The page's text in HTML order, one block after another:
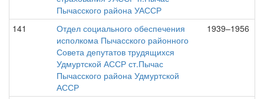
Пычасского района УАССР
141
Отдел социального обеспечения
исполкома Пычасского районного
Совета депутатов трудящихся
Удмуртской АССР ст.Пычас
Пычасского района Удмуртской
АССР
1939–1956